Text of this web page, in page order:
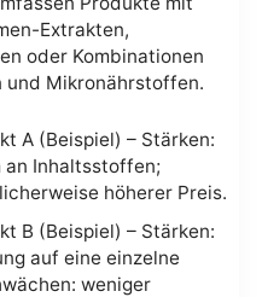
Extrakten,
oder Kombinationen
und Mikronährstoffen.
A (Beispiel) – Stärken:
Inhaltsstoffen;
höherer Preis.
B (Beispiel) – Stärken:
auf eine einzelne
weniger